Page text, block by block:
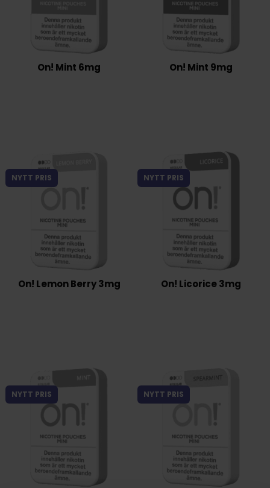
On! Mint 6mg On! Mint 9mg
NYTT PRIS
On! Lemon Berry 3mg
NYTT PRIS
On! Licorice 3mg
NYTT PRIS NYTT PRIS